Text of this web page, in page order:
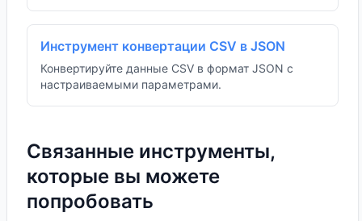
Инструмент конвертации CSV в JSON
Конвертируйте данные CSV в формат JSON с
настраиваемыми параметрами.
Связанные инструменты,
которые вы можете
попробовать